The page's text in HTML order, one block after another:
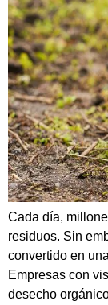
Cada día,
residuos. Sin
convertido en
Empresas con
desecho